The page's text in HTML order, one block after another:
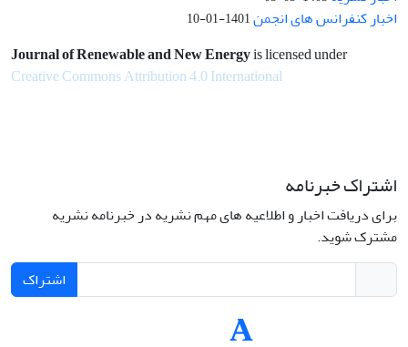
اخبار کنفرانس های انجمن1401-01-10
Journal of Renewable and New Energyis licensed under
Creative Commons Attribution 4.0 International
اشتراک خبرنامه
برای دریافت اخبار و اطلاعیه های مهم نشریه در خبرنامه نشریه
مشترک شوید.
اشتراک